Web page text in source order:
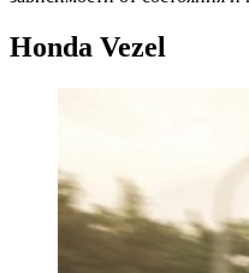
Honda Vezel